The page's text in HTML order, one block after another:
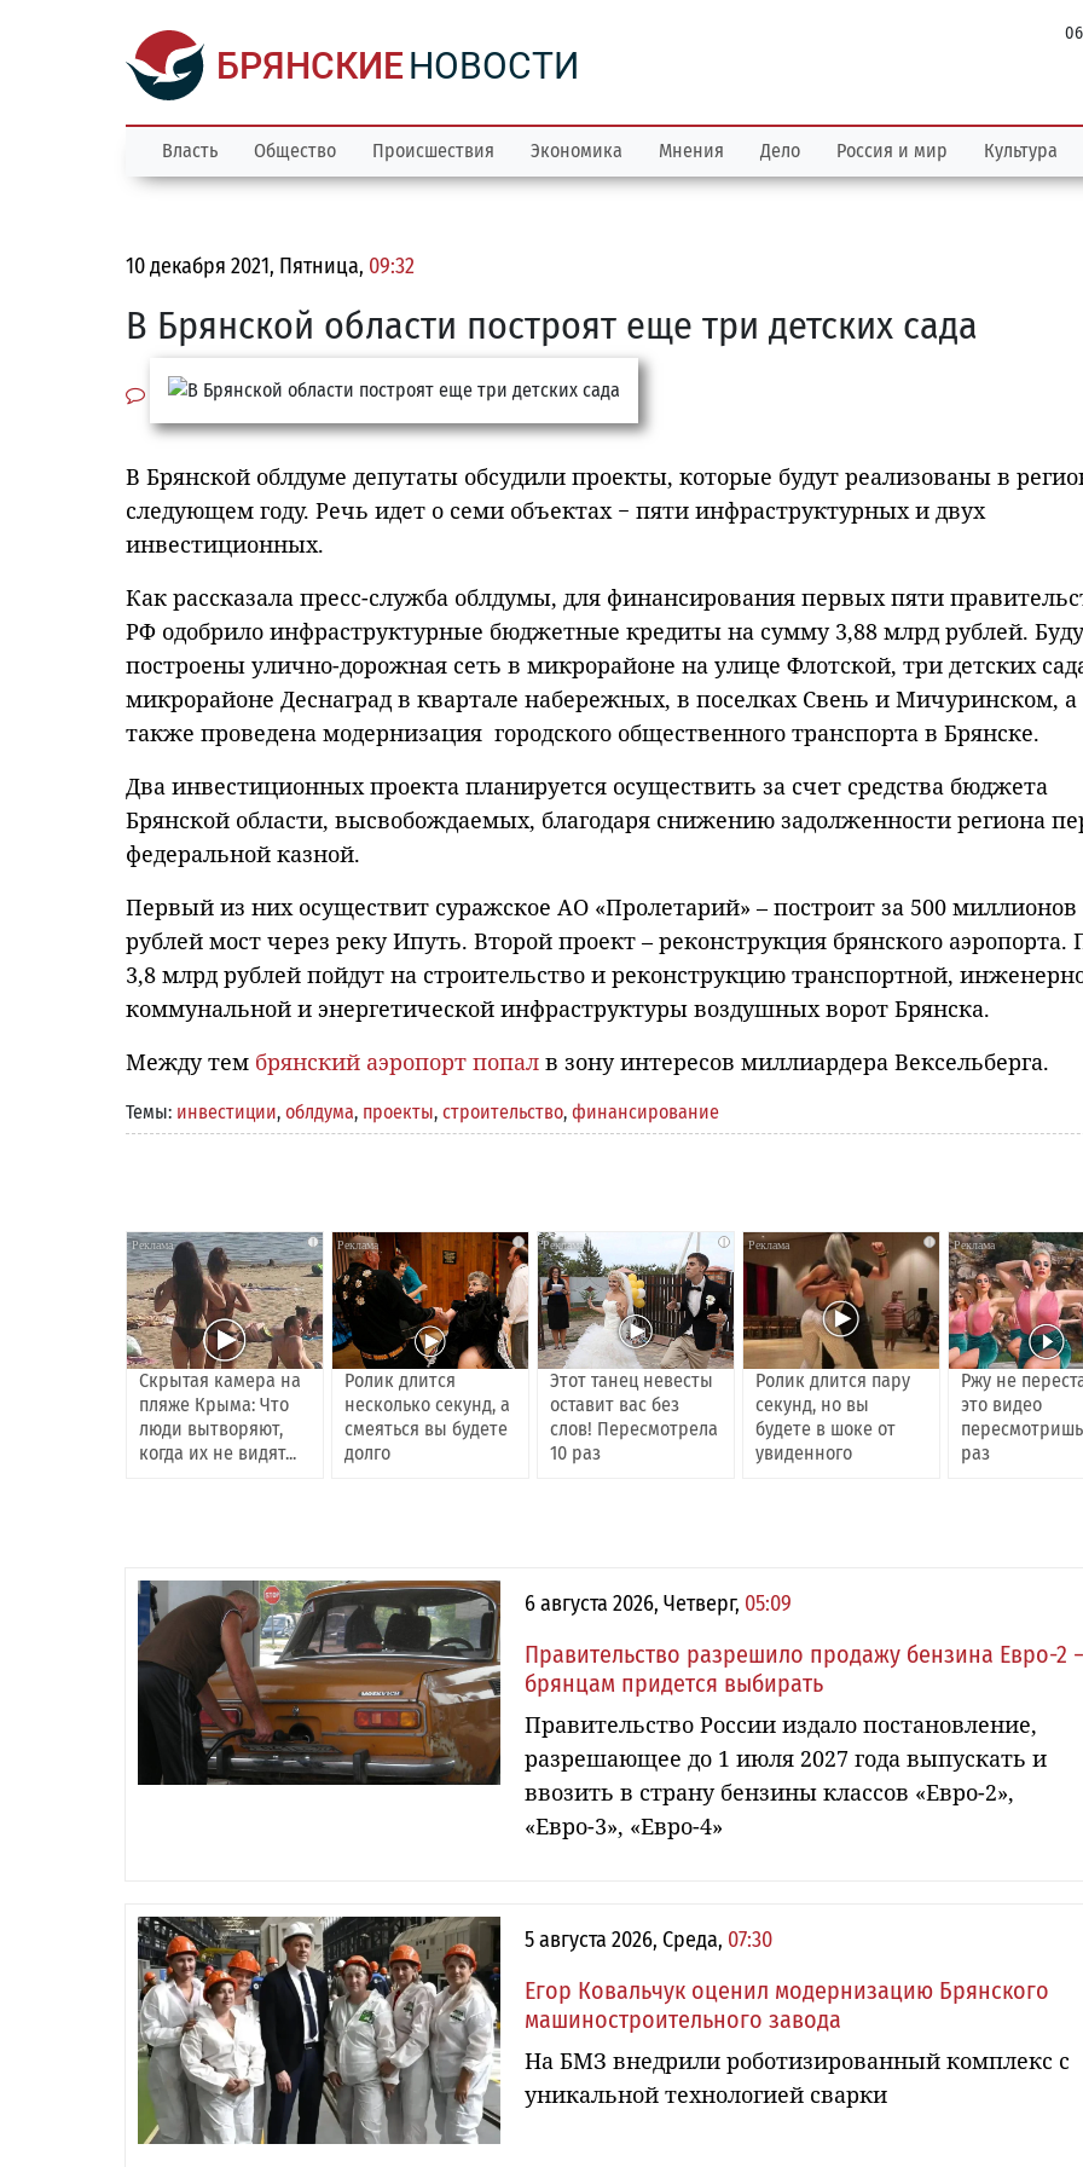
БРЯНСКИЕНОВОСТИ
Власть Общество Происшествия Экономика Мнения Дело Россия и мир Культура
10 декабря 2021, Пятница, 09:32
В Брянской области построят еще три детских сада
В Брянской облдуме депутаты обсудили проекты, которые будут реализованы в
следующем году. Речь идет о семи объектах − пяти инфраструктурных и двух
инвестиционных.
Как рассказала пресс-служба облдумы, для финансирования первых пяти
РФ одобрило инфраструктурные бюджетные кредиты на сумму 3,88 млрд рублей.
построены улично-дорожная сеть в микрорайоне на улице Флотской, три детских
микрорайоне Деснаград в квартале набережных, в поселках Свень и Мичуринском, а
также проведена модернизация городского общественного транспорта в Брянске.
Два инвестиционных проекта планируется осуществить за счет средства бюджета
Брянской области, высвобождаемых, благодаря снижению задолженности региона
федеральной казной.
Первый из них осуществит суражское АО «Пролетарий» – построит за 500 миллионов
рублей мост через реку Ипуть. Второй проект – реконструкция брянского аэропорта.
3,8 млрд рублей пойдут на строительство и реконструкцию транспортной,
коммунальной и энергетической инфраструктуры воздушных ворот Брянска.
Между тем брянский аэропорт попал в зону интересов миллиардера Вексельберга.
Темы: инвестиции, облдума, проекты, строительство, финансирование
i
Скрытая камера на
пляже Крыма: Что
люди вытворяют,
когда их не видят...
i
Ролик длится
несколько секунд, а
смеяться вы будете
долго
i
Этот танец невесты
оставит вас без
слов! Пересмотрела
10 раз
i
Ролик длится пару
секунд, но вы
будете в шоке от
увиденного
Ржу не
это видео
раз
6 августа 2026, Четверг, 05:09
Правительство разрешило продажу бензина Евро-2 −
брянцам придется выбирать
Правительство России издало постановление,
разрешающее до 1 июля 2027 года выпускать и
ввозить в страну бензины классов «Евро-2»,
«Евро-3», «Евро-4»
5 августа 2026, Среда, 07:30
Егор Ковальчук оценил модернизацию Брянского
машиностроительного завода
На БМЗ внедрили роботизированный комплекс с
уникальной технологией сварки